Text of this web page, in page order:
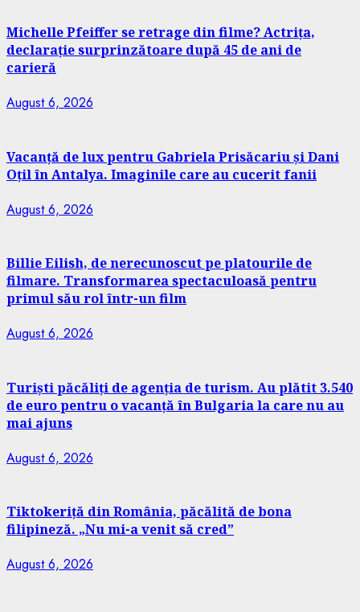
Michelle Pfeiffer se retrage din filme? Actrița,
declarație surprinzătoare după 45 de ani de
carieră
August 6, 2026
Vacanță de lux pentru Gabriela Prisăcariu și Dani
Oțil în Antalya. Imaginile care au cucerit fanii
August 6, 2026
Billie Eilish, de nerecunoscut pe platourile de
filmare. Transformarea spectaculoasă pentru
primul său rol într-un film
August 6, 2026
Turiști păcăliți de agenția de turism. Au plătit 3.540
de euro pentru o vacanță în Bulgaria la care nu au
mai ajuns
August 6, 2026
Tiktokeriță din România, păcălită de bona
filipineză. „Nu mi-a venit să cred”
August 6, 2026